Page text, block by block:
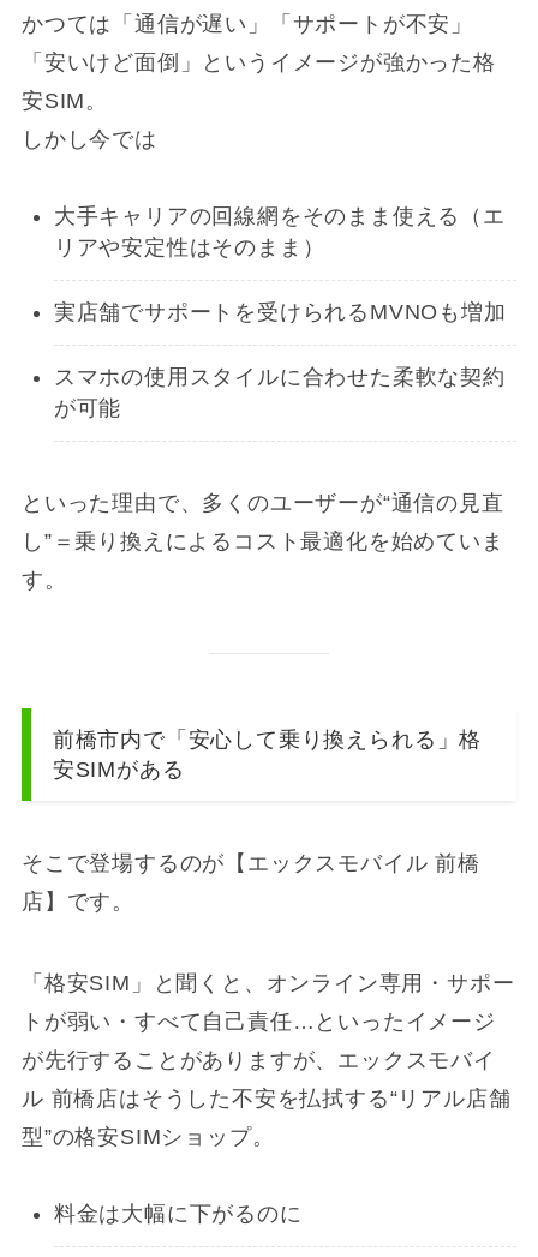
かつては「通信が遅い」「サポートが不安」
「安いけど面倒」というイメージが強かった格
安SIM。
しかし今では
大手キャリアの回線網をそのまま使える（エ
リアや安定性はそのまま）
実店舗でサポートを受けられるMVNOも増加
スマホの使用スタイルに合わせた柔軟な契約
が可能
といった理由で、多くのユーザーが“通信の見直
し”＝乗り換えによるコスト最適化を始めていま
す。
前橋市内で「安心して乗り換えられる」格
安SIMがある
そこで登場するのが【エックスモバイル 前橋
店】です。
「格安SIM」と聞くと、オンライン専用・サポー
トが弱い・すべて自己責任…といったイメージ
が先行することがありますが、エックスモバイ
ル 前橋店はそうした不安を払拭する“リアル店舗
型”の格安SIMショップ。
料金は大幅に下がるのに